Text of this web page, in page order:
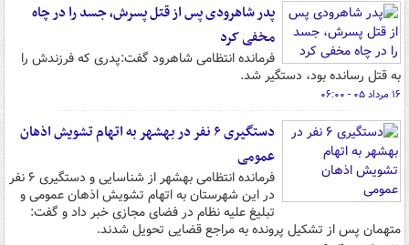
پدر شاهرودی پس از قتل پسرش، جسد را در چاه
مخفی کرد
فرمانده انتظامی شاهرود گفت:پدری که فرزندش را
به قتل رسانده بود، دستگیر شد.
۱۶ مرداد ۰۵ - ۰۶:۰۰
دستگیری ۶ نفر در بهشهر به اتهام تشویش اذهان
عمومی
فرمانده انتظامی بهشهر از شناسایی و دستگیری ۶ نفر
در این شهرستان به اتهام تشویش اذهان عمومی و
تبلیغ علیه نظام در فضای مجازی خبر داد و گفت:
متهمان پس از تشکیل پرونده به مراجع قضایی تحویل شدند.